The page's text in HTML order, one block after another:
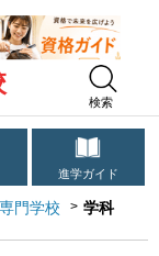
検索
進学ガイド
門学校 学科